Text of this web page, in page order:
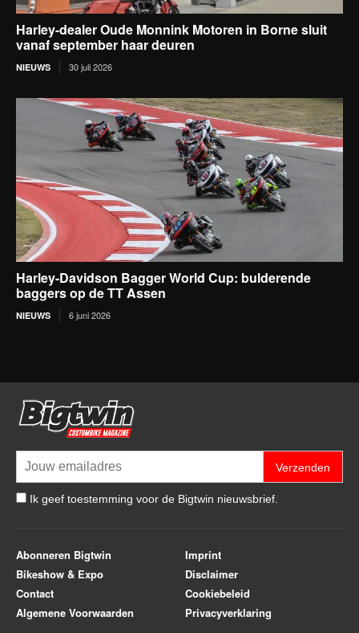
Harley-dealer Oude Monnink Motoren in Borne sluit
vanaf september haar deuren
NIEUWS 30 juli 2026
Harley-Davidson Bagger World Cup: bulderende
baggers op de TT Assen
NIEUWS 6 juni 2026
Verzenden
Ik geef toestemming voor de Bigtwin nieuwsbrief.
Abonneren Bigtwin
Bikeshow & Expo
Contact
Algemene Voorwaarden
Imprint
Disclaimer
Cookiebeleid
Privacyverklaring